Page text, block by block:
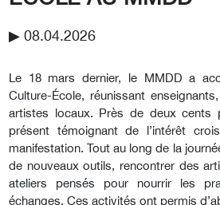
▶︎ 08.04.2026
Le 18 mars dernier, le MMDD a
Culture-École, réunissant
artistes locaux. Près de deux cents
présent témoignant de l’intérêt
manifestation. Tout au long de la
de nouveaux outils, rencontrer des
ateliers pensés pour nourrir les
échanges. Ces activités ont permis